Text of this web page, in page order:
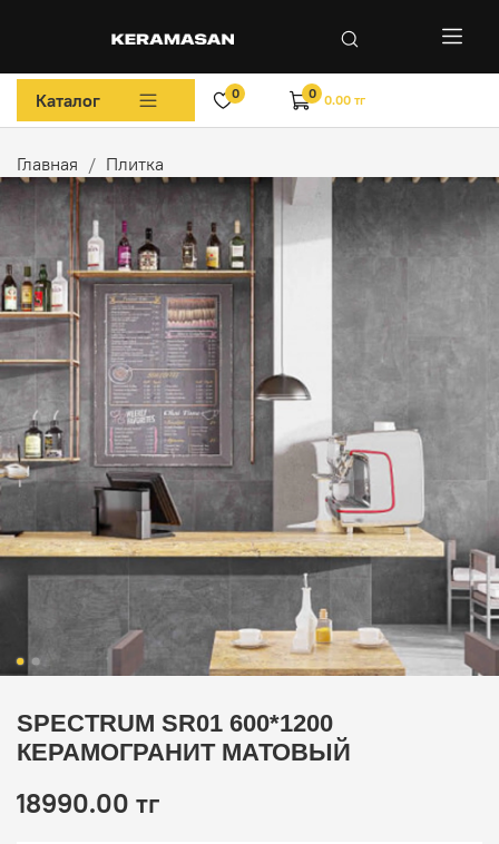
Каталог 0 0 0.00 тг
Главная Плитка
SPECTRUM SR01 600*1200
КЕРАМОГРАНИТ МАТОВЫЙ
18990.00 тг